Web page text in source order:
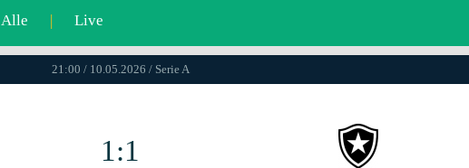
Alle | Live
21:00 / 10.05.2026 / Serie A
1:1